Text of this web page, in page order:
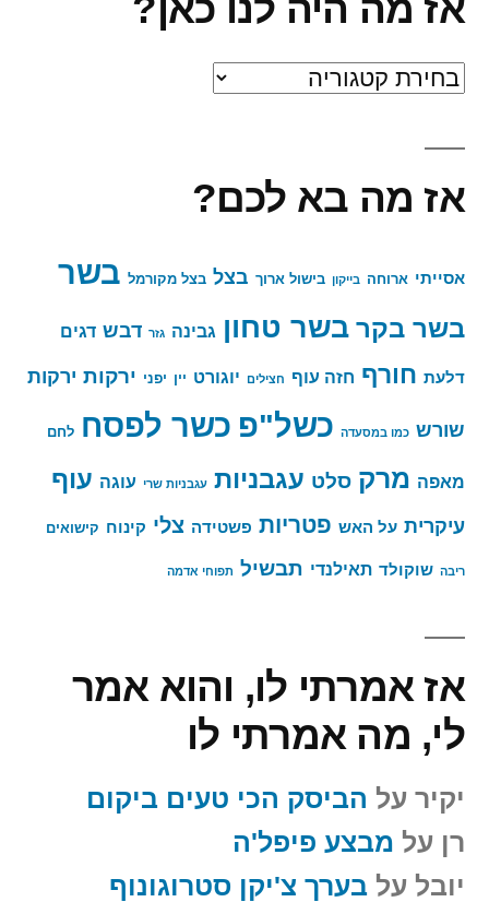
אז
לנו
אז מה בא לכם?
אסייתי ארוחה בייקון בישול ארוך בצל בצל מקורמל בשר
בשר בקר בשר טחון גבינה גזר דבש דגים
דלעת חורף חזה עוף חצילים יוגורט יין יפני ירקות ירקות
שורש כמו במסעדה כשל"פ כשר לפסח לחם
מאפה מרק סלט עגבניות עגבניות שרי עוגה עוף
עיקרית על האש פטריות פשטידה צלי קינוח קישואים
ריבה שוקולד תאילנדי תבשיל תפוחי אדמה
אז אמרתי לו, והוא אמר
לי, מה אמרתי לו
יקיר על הביסק הכי טעים ביקום
רן על מבצע פיפל'ה
יובל על בערך צ'יקן סטרוגונוף